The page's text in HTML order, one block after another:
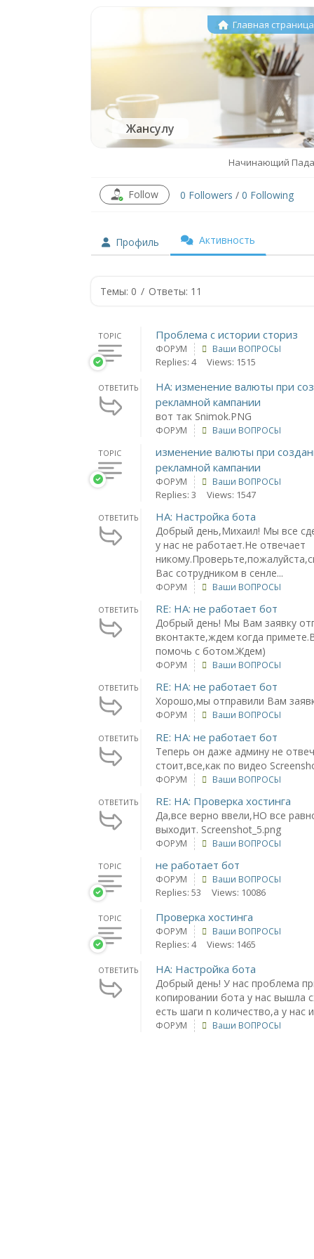
Жансулу
Главная
Начинающий
Follow 0 Followers / 0 Following
Профиль Активность
Темы: 0 / Ответы: 11
TOPIC Проблема с истории сториз
ФОРУМ Ваши ВОПРОСЫ
Replies: 4 Views: 1515
ОТВЕТИТЬ
НА: изменение валюты при
рекламной кампании
вот так Snimok.PNG
ФОРУМ Ваши ВОПРОСЫ
TOPIC
изменение валюты при
рекламной кампании
ФОРУМ Ваши ВОПРОСЫ
Replies: 3 Views: 1547
ОТВЕТИТЬ НА: Настройка бота
Добрый день,Михаил! Мы все
у нас не работает.Не отвечает
Вас сотрудником в сенле...
ФОРУМ Ваши ВОПРОСЫ
ОТВЕТИТЬ RE: НА: не работает бот
Добрый день! Мы Вам заявку
вконтакте,ждем когда
помочь с ботом.Ждем)
ФОРУМ Ваши ВОПРОСЫ
ОТВЕТИТЬ RE: НА: не работает бот
Хорошо,мы отправили Вам
ФОРУМ Ваши ВОПРОСЫ
ОТВЕТИТЬ RE: НА: не работает бот
Теперь он даже админу не
стоит,все,как по видео
ФОРУМ Ваши ВОПРОСЫ
ОТВЕТИТЬ RE: НА: Проверка хостинга
Да,все верно ввели,НО все
выходит. Screenshot_5.png
ФОРУМ Ваши ВОПРОСЫ
TOPIC не работает бот
ФОРУМ Ваши ВОПРОСЫ
Replies: 53 Views: 10086
TOPIC Проверка хостинга
ФОРУМ Ваши ВОПРОСЫ
Replies: 4 Views: 1465
ОТВЕТИТЬ НА: Настройка бота
Добрый день! У нас проблема
копировании бота у нас вышла
есть шаги n количество,а у нас
ФОРУМ Ваши ВОПРОСЫ